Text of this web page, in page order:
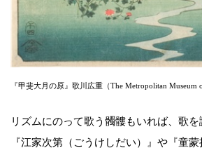
『甲斐大月の原』歌川広重（The Metropolitan Museum
リズムにのって歌う髑髏もいれば、歌を
『江家次第（ごうけしだい）』や『童